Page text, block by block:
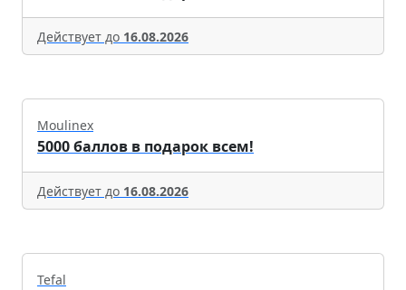
Действует до 16.08.2026
Moulinex
5000 баллов в подарок всем!
Действует до 16.08.2026
Tefal